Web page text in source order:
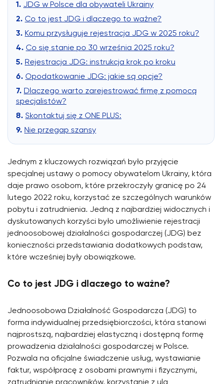
JDG w Polsce dla obywateli Ukrainy
Co to jest JDG i dlaczego to ważne?
Komu przysługuje rejestracja JDG w 2025 roku?
Co się stanie po 30 września 2025 roku?
Rejestracja JDG: instrukcja krok po kroku
Opodatkowanie JDG: jakie są opcje?
Dlaczego warto zarejestrować firmę z pomocą
specjalistów?
Skontaktuj się z ONE PLUS:
Nie przegap szansy
Jednym z kluczowych rozwiązań było przyjęcie
specjalnej ustawy o pomocy obywatelom Ukrainy, która
daje prawo osobom, które przekroczyły granicę po 24
lutego 2022 roku, korzystać ze szczególnych warunków
pobytu i zatrudnienia. Jedną z najbardziej widocznych i
dyskutowanych korzyści było umożliwienie rejestracji
jednoosobowej działalności gospodarczej (JDG) bez
konieczności przedstawiania dodatkowych podstaw,
które wcześniej były obowiązkowe.
Co to jest JDG i dlaczego to ważne?
Jednoosobowa Działalność Gospodarcza (JDG) to
forma indywidualnej przedsiębiorczości, która stanowi
najprostszą, najbardziej elastyczną i dostępną formę
prowadzenia działalności gospodarczej w Polsce.
Pozwala na oficjalne świadczenie usług, wystawianie
faktur, współpracę z osobami prawnymi i fizycznymi,
zatrudnianie pracowników, korzystanie z ulg